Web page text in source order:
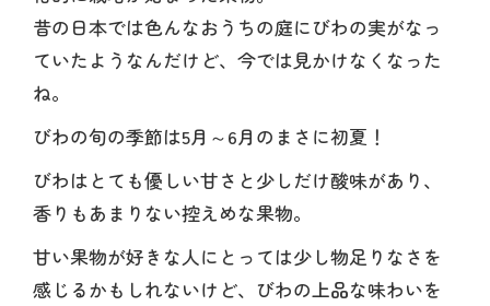
昔の日本では色んなおうちの庭にびわの実がなっ
ていたようなんだけど、今では見かけなくなった
ね。
びわの旬の季節は5月～6月のまさに初夏！
びわはとても優しい甘さと少しだけ酸味があり、
香りもあまりない控えめな果物。
甘い果物が好きな人にとっては少し物足りなさを
感じるかもしれないけど、びわの上品な味わいを